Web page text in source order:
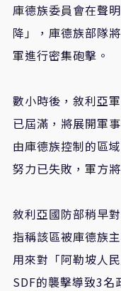
庫德族委員會在聲
降」，庫德族部隊
軍進行密集砲擊。
數小時後，敘利亞
已屆滿，將展開軍
由庫德族控制的區域
努力已失敗，軍方
敘利亞國防部稍早
指稱該區被庫德族
用來對「阿勒坡人
SDF的襲擊導致3名